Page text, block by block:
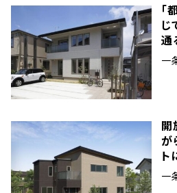
「
じ
通
一
開
が
ト
一